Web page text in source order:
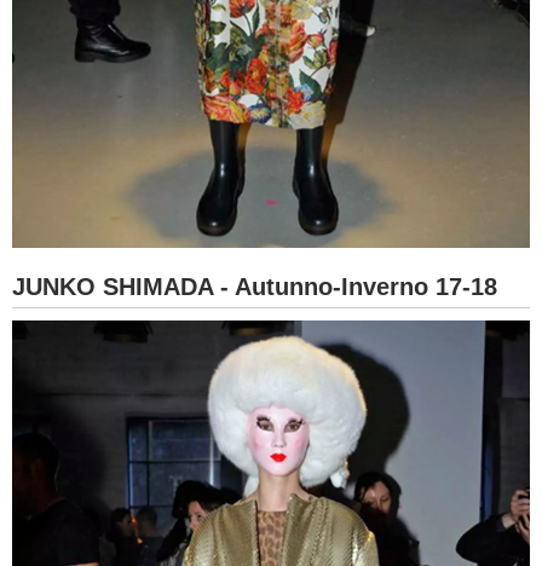
JUNKO SHIMADA - Autunno-Inverno 17-18